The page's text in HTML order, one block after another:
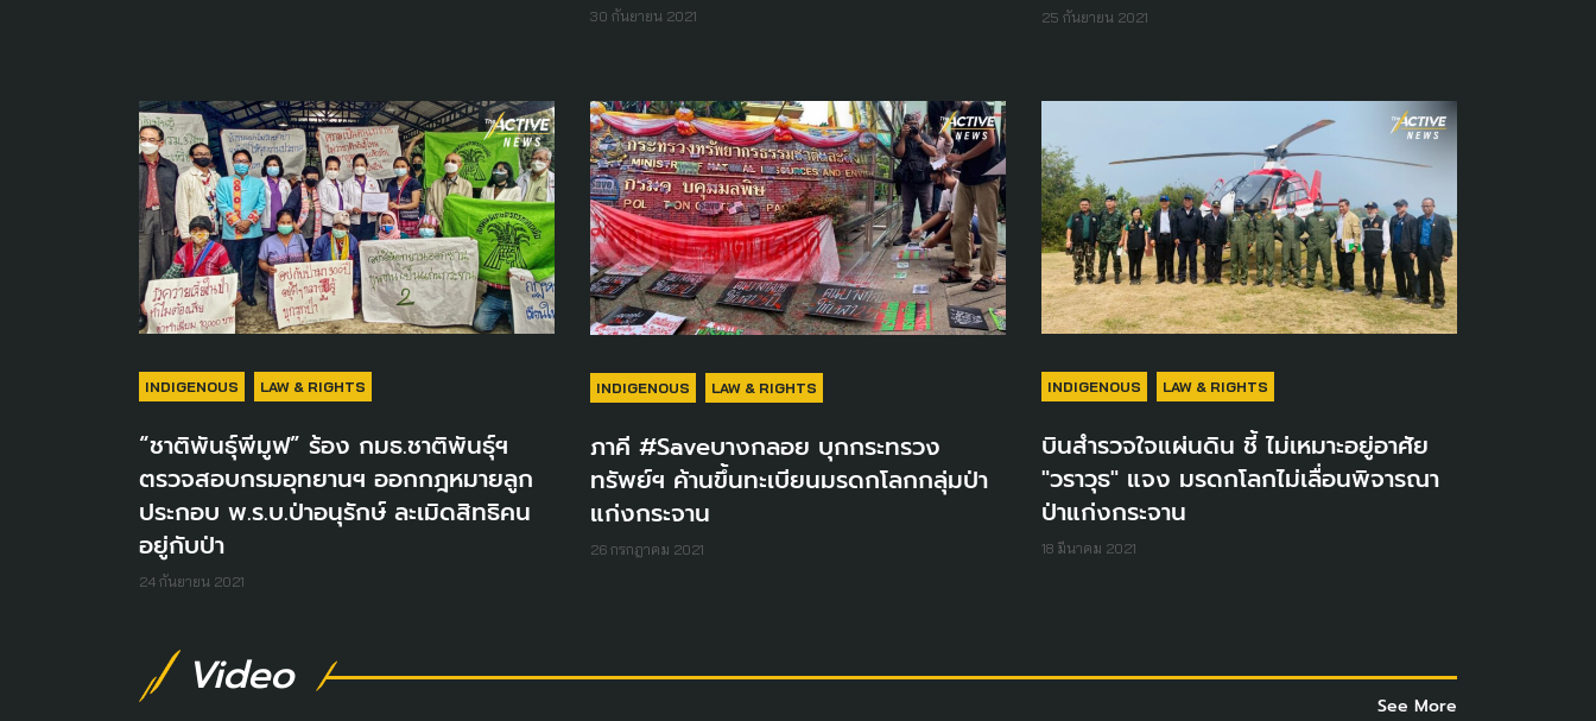
30 กันยายน 2021 25 กันยายน 2021
INDIGENOUS LAW & RIGHTS
“ชาติพันธุ์พีมูฟ” ร้อง กมธ.ชาติพันธุ์ฯ
ตรวจสอบกรมอุทยานฯ ออกกฎหมายลูก
ประกอบ พ.ร.บ.ป่าอนุรักษ์ ละเมิดสิทธิคน
อยู่กับป่า
24 กันยายน 2021
INDIGENOUS LAW & RIGHTS
ภาคี #Saveบางกลอย บุกกระทรวง
ทรัพย์ฯ ค้านขึ้นทะเบียนมรดกโลกกลุ่มป่า
แก่งกระจาน
26 กรกฎาคม 2021
INDIGENOUS LAW & RIGHTS
บินสำรวจใจแผ่นดิน ชี้ ไม่เหมาะอยู่อาศัย​
"วราวุธ" แจง มรดกโลกไม่เลื่อนพิจารณา​
ป่าแก่งกระจาน
18 มีนาคม 2021
Video
See More